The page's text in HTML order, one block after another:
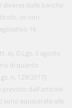
diverse dalle banche
se non
16
a), D.Lgs. 3 agosto
di quanto
n. 129/2017)
previsto dall'articolo
sono equiparate alle